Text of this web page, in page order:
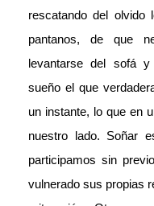
rescatando del
pantanos, de que
levantarse del sofá
sueño el que
un instante, lo que en
nuestro lado. Soñar
participamos sin
vulnerado sus propias